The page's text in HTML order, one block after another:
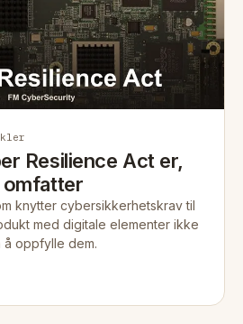
Resilience Act er,
omfatter
knytter cybersikkerhetskrav til
med digitale elementer ikke
å oppfylle dem.